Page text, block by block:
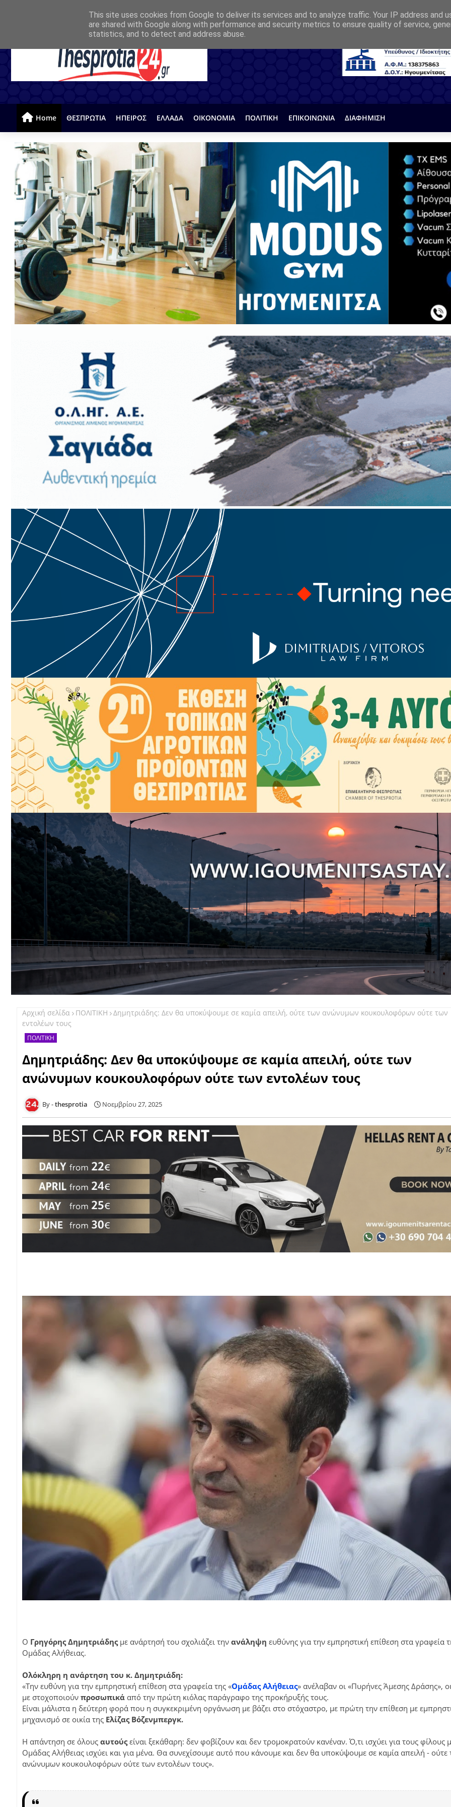
Home ΘΕΣΠΡΩΤΙΑ ΗΠΕΙΡΟΣ ΕΛΛΑΔΑ ΟΙΚΟΝΟΜΙΑ ΠΟΛΙΤΙΚΗ ΕΠΙΚΟΙΝΩΝΙΑ ΔΙΑΦΗΜΙΣΗ
Αρχική σελίδα ΠΟΛΙΤΙΚΗ
Δημητριάδης: Δεν θα υποκύψουμε σε καμία απειλή, ούτε των ανώνυμων κουκουλοφόρων ούτε των
εντολέων τους
ΠΟΛΙΤΙΚΗ
Δημητριάδης: Δεν θα υποκύψουμε σε καμία απειλή, ούτε των
ανώνυμων κουκουλοφόρων ούτε των εντολέων τους
thesprotia Νοεμβρίου 27, 2025
Ο Γρηγόρης Δημητριάδης με ανάρτησή του σχολιάζει την ανάληψη ευθύνης για την εμπρηστική επίθεση στα γραφεία
Ομάδας Αλήθειας.
Ολόκληρη η ανάρτηση του κ. Δημητριάδη:
«Την ευθύνη για την εμπρηστική επίθεση στα γραφεία της «Ομάδας Αλήθειας» ανέλαβαν οι «Πυρήνες Άμεσης Δράσης»,
με στοχοποιούν προσωπικά από την πρώτη κιόλας παράγραφο της προκήρυξής τους.
Είναι μάλιστα η δεύτερη φορά που η συγκεκριμένη οργάνωση με βάζει στο στόχαστρο, με πρώτη την επίθεση με
μηχανισμό σε οικία της Ελίζας Βόζενμπεργκ.
Η απάντηση σε όλους αυτούςείναι ξεκάθαρη: δεν φοβίζουν και δεν τρομοκρατούν κανέναν. Ό,τι ισχύει για τους φίλους
Ομάδας Αλήθειας ισχύει και για μένα. Θα συνεχίσουμε αυτό που κάνουμε και δεν θα υποκύψουμε σε καμία απειλή - ούτε
ανώνυμων κουκουλοφόρων ούτε των εντολέων τους».
This site uses cookies from Google to deliver its services and to analyze traffic. Your IP address and
are shared with Google along with performance and security metrics to ensure quality of service,
statistics, and to detect and address abuse.